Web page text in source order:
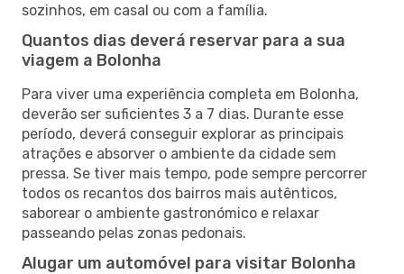
sozinhos, em casal ou com a família.
Quantos dias deverá reservar para a sua
viagem a Bolonha
Para viver uma experiência completa em Bolonha,
deverão ser suficientes 3 a 7 dias. Durante esse
período, deverá conseguir explorar as principais
atrações e absorver o ambiente da cidade sem
pressa. Se tiver mais tempo, pode sempre percorrer
todos os recantos dos bairros mais autênticos,
saborear o ambiente gastronómico e relaxar
passeando pelas zonas pedonais.
Alugar um automóvel para visitar Bolonha